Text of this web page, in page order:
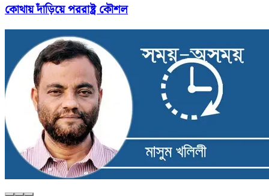
কোথায় দাঁড়িয়ে পররাষ্ট্র কৌশল